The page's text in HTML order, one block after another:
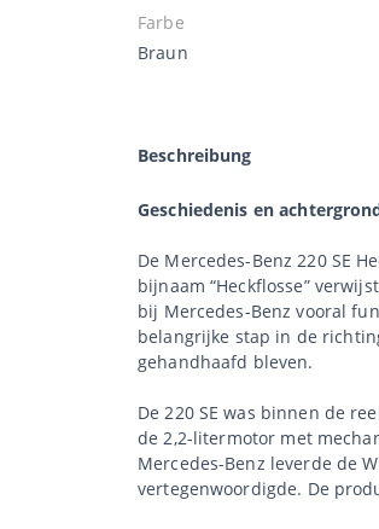
Farbe
Braun
Beschreibung
Geschiedenis en
De Mercedes-Benz 220 SE
bijnaam “Heckflosse”
bij Mercedes-Benz vooral
belangrijke stap in de
gehandhaafd bleven.
De 220 SE was binnen de
de 2,2-litermotor met
Mercedes-Benz leverde de
vertegenwoordigde. De